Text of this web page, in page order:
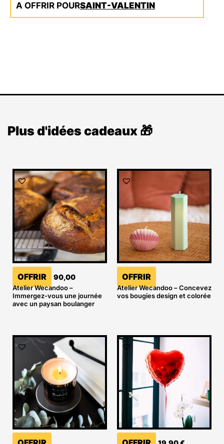
A OFFRIR POURSAINT-VALENTIN
Plus d'idées cadeaux 🎁
OFFRIR 90,00
Atelier Wecandoo –
Immergez-vous une journée
avec un paysan boulanger
OFFRIR
Atelier Wecandoo – Concevez
vos bougies design et colorée